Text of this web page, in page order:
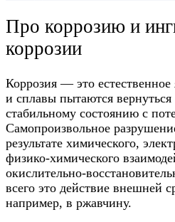
Про коррозию и
коррозии
Коррозия — это естественное
и сплавы пытаются вернуться
стабильному состоянию с
Самопроизвольное
результате химического,
физико-химического
окислительно-
всего это действие внешней
например, в ржавчину.